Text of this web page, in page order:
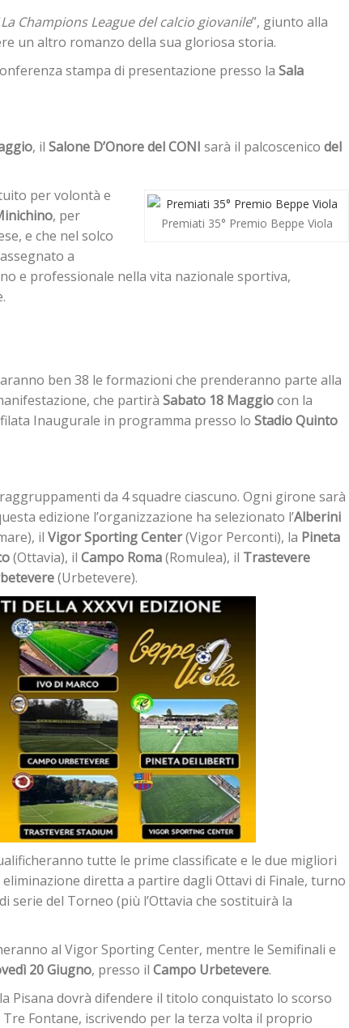
La Champions League del calcio giovanile”, giunto alla
un altro romanzo della sua gloriosa storia.
stampa di presentazione presso la Sala
, il Salone D’Onore del CONI sarà il palcoscenico del
Premiati 35° Premio Beppe Viola
per volontà e
, per
e che nel solco
a
e professionale nella vita nazionale sportiva,
ben 38 le formazioni che prenderanno parte alla
che partirà Sabato 18 Maggiocon la
Inaugurale in programma presso lo StadioQuinto
da 4 squadre ciascuno. Ogni girone sarà
edizione l’organizzazione ha selezionato l’Alberini
il Vigor Sporting Center(Vigor Perconti), la Pineta
(Ottavia), il Campo Roma(Romulea), il Trastevere
(Urbetevere).
tutte le prime classificate e le due migliori
diretta a partire dagli Ottavi di Finale, turno
serie del Torneo (più l’Ottavia che sostituirà la
al Vigor Sporting Center, mentre le Semifinali e
20 Giugno, presso il Campo Urbetevere.
Pisana dovrà difendere il titolo conquistato lo scorso
Fontane, iscrivendo per la terza volta il proprio